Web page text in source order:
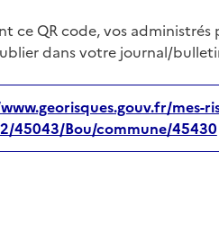
ce QR code, vos
dans votre journal/
mes-
45043/Bou/commune/45430